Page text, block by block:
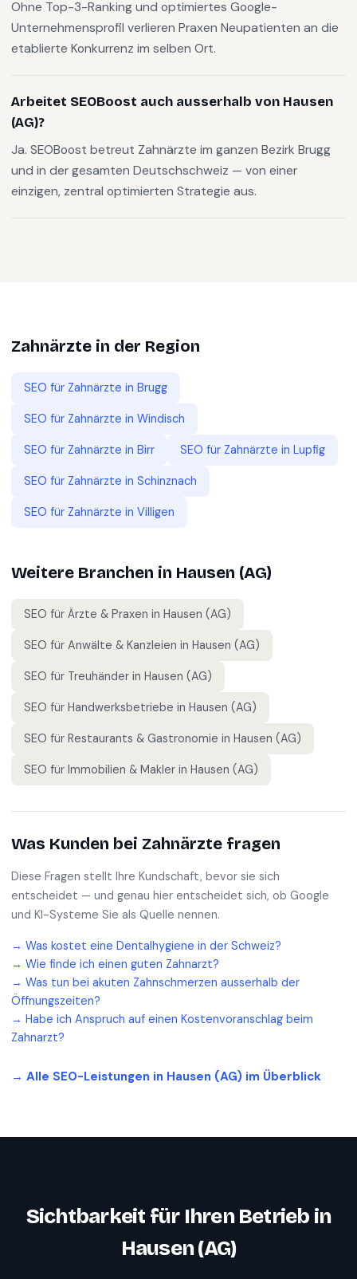
Ohne Top-3-Ranking und optimiertes Google-
Unternehmensprofil verlieren Praxen Neupatienten an die
etablierte Konkurrenz im selben Ort.
Arbeitet SEOBoost auch ausserhalb von Hausen
(AG)?
Ja. SEOBoost betreut Zahnärzte im ganzen Bezirk Brugg
und in der gesamten Deutschschweiz — von einer
einzigen, zentral optimierten Strategie aus.
Zahnärzte in der Region
SEO für Zahnärzte in Brugg
SEO für Zahnärzte in Windisch
SEO für Zahnärzte in Birr SEO für Zahnärzte in Lupfig
SEO für Zahnärzte in Schinznach
SEO für Zahnärzte in Villigen
Weitere Branchen in Hausen (AG)
SEO für Ärzte & Praxen in Hausen (AG)
SEO für Anwälte & Kanzleien in Hausen (AG)
SEO für Treuhänder in Hausen (AG)
SEO für Handwerksbetriebe in Hausen (AG)
SEO für Restaurants & Gastronomie in Hausen (AG)
SEO für Immobilien & Makler in Hausen (AG)
Was Kunden bei Zahnärzte fragen
Diese Fragen stellt Ihre Kundschaft, bevor sie sich
entscheidet — und genau hier entscheidet sich, ob Google
und KI-Systeme Sie als Quelle nennen.
→ Was kostet eine Dentalhygiene in der Schweiz?
→ Wie finde ich einen guten Zahnarzt?
→ Was tun bei akuten Zahnschmerzen ausserhalb der
Öffnungszeiten?
→ Habe ich Anspruch auf einen Kostenvoranschlag beim
Zahnarzt?
→ Alle SEO-Leistungen in Hausen (AG) im Überblick
Sichtbarkeit für Ihren Betrieb in
Hausen (AG)